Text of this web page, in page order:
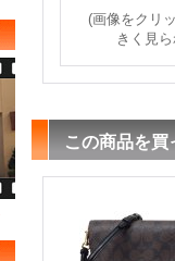
(画像をクリ
きく見
この商品を買